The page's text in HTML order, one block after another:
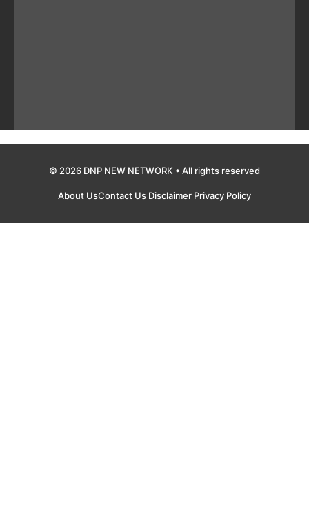
© 2026 DNP NEW NETWORK • All rights reserved
About UsContact Us Disclaimer Privacy Policy